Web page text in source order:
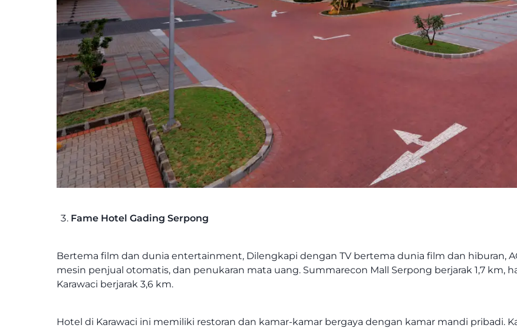
Fame Hotel Gading Serpong
Bertema film dan dunia entertainment, Dilengkapi dengan TV bertema dunia film dan hiburan,
mesin penjual otomatis, dan penukaran mata uang. Summarecon Mall Serpong berjarak 1,7 km,
Karawaci berjarak 3,6 km.
Hotel di Karawaci ini memiliki restoran dan kamar-kamar bergaya dengan kamar mandi pribadi.